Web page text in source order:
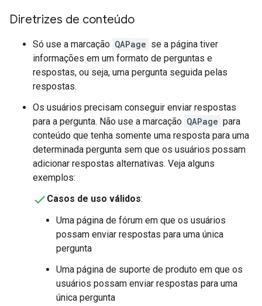
Diretrizes de conteúdo
Só use a marcação QAPage se a página tiver
informações em um formato de perguntas e
respostas, ou seja, uma pergunta seguida pelas
respostas.
Os usuários precisam conseguir enviar respostas
para a pergunta. Não use a marcação QAPage para
conteúdo que tenha somente uma resposta para uma
determinada pergunta sem que os usuários possam
adicionar respostas alternativas. Veja alguns
exemplos:
Casos de uso válidos:
Uma página de fórum em que os usuários
possam enviar respostas para uma única
pergunta
Uma página de suporte de produto em que os
usuários possam enviar respostas para uma
única pergunta